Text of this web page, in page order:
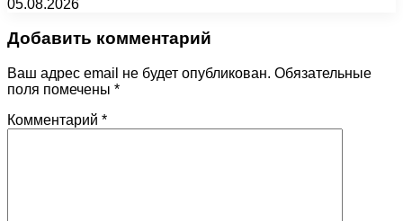
05.08.2026
Добавить комментарий
Ваш адрес email не будет опубликован. Обязательные
поля помечены *
Комментарий *